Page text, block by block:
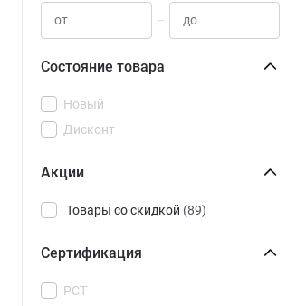
–
Состояние товара
Новый
Дисконт
Акции
Товары со скидкой (89)
Сертификация
РСТ